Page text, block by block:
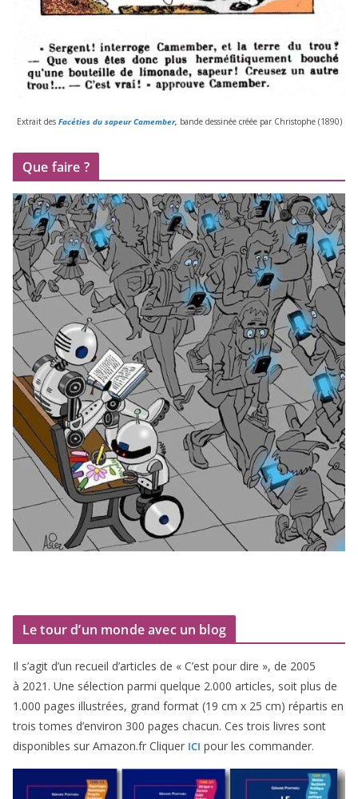
Extrait desFacéties du sapeur Camember, bande des­si­née créée par Christophe (1890)
Que faire ?
Le tour d’un monde avec un blog
Il s’agit d’un recueil d’ar­ticles de « C’est pour dire », de 2005
à 2021 . Une sélec­tion par­mi quelque 2.000 articles, soit plus de
1 .000 pages illus­trées, grand for­mat (19 cm x 25 cm) répar­tis en
trois tomes d’environ 300 pages cha­cun. Ces trois livres sont
dis­po­nibles sur Amazon​.fr Cliquer ICI pour les commander.